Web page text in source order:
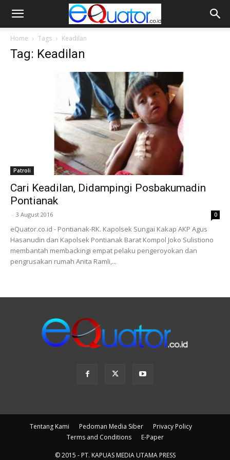
Home Tags Keadilan
Tag: Keadilan
Patroli
Cari Keadilan, Didampingi Posbakumadin
Pontianak
- 3 August 2016 0
eQuator.co.id - Pontianak-RK. Kapolsek Sungai Kakap AKP Agus
Hasanudin dan Kapolsek Pontianak Barat Kompol Joko Sulistiono
membantah membackingi empat pelaku pengeroyokan dan
pengrusakan rumah Anita Ramli,...
Tentang Kami Pedoman Media Siber
Privacy Policy
Terms and Conditions
E-Paper
© 2015 - PT. KAPUAS MEDIA UTAMA PRESS